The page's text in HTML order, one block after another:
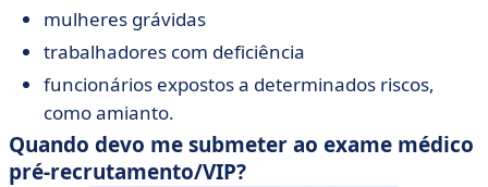
mulheres grávidas
trabalhadores com deficiência
funcionários expostos a determinados riscos,
como amianto.
Quando devo me submeter ao exame médico
pré-recrutamento/VIP?